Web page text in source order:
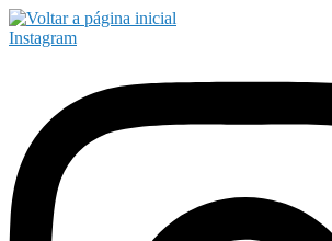
Instagram